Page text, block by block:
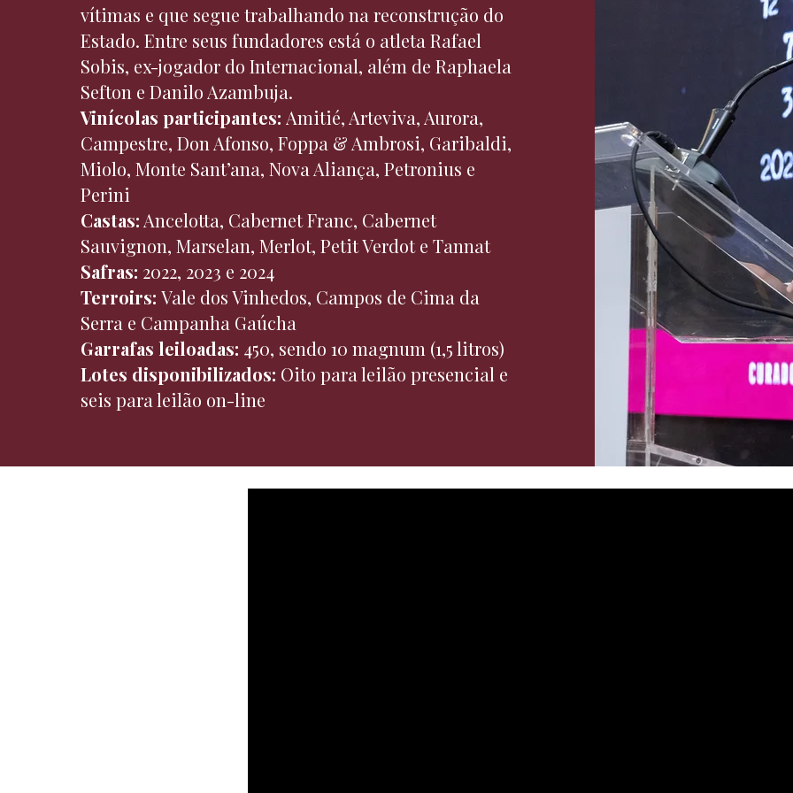
vítimas e que segue trabalhando na reconstrução do
Estado. Entre seus fundadores está o atleta Rafael
Sobis, ex-jogador do Internacional, além de Raphaela
Sefton e Danilo Azambuja.
Vinícolas participantes: Amitié, Arteviva, Aurora,
Campestre, Don Afonso, Foppa & Ambrosi, Garibaldi,
Miolo, Monte Sant’ana, Nova Aliança, Petronius e
Perini
Castas: Ancelotta, Cabernet Franc, Cabernet
Sauvignon, Marselan, Merlot, Petit Verdot e Tannat
Safras: 2022, 2023 e 2024
Terroirs: Vale dos Vinhedos, Campos de Cima da
Serra e Campanha Gaúcha
Garrafas leiloadas: 450, sendo 10 magnum (1,5 litros)
Lotes disponibilizados: Oito para leilão presencial e
seis para leilão on-line